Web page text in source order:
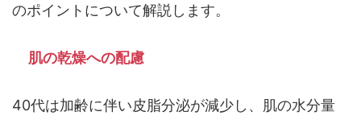
のポイントについて解説します。
肌の乾燥への配慮
40代は加齢に伴い皮脂分泌が減少し、肌の水分量